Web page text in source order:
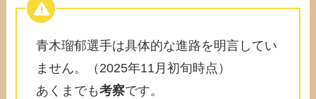
青木瑠郁選手は具体的な進路を明言してい
ません。（2025年11月初旬時点）
あくまでも考察です。